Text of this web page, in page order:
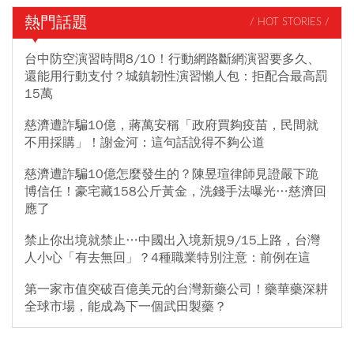
熱門話題 / HOT STORIES /
台中防空演習時間8/10！行動網路斷網演習要多久、
還能用行動支付？城鎮韌性演習懶人包：拒配合最高罰
15萬
慈濟遭詐騙10億，蔣萬安稱「政府買夠疫苗，民間就
不用採購」！謝金河：這句話說得不夠公道
慈濟遭詐騙10億怎麼發生的？陳昱瑄律師見證嚴下跪
博信任！豪宅藏158公斤黃金，洗錢手法曝光…慈濟回
應了
禁止你出境就禁止…中國出入境新規9/15上路，台灣
人小心「有去無回」？4種職業特別注意：前例在這
第一家市值突破百億美元的台灣新藥公司！藥華藥深耕
全球市場，能成為下一個武田製藥？